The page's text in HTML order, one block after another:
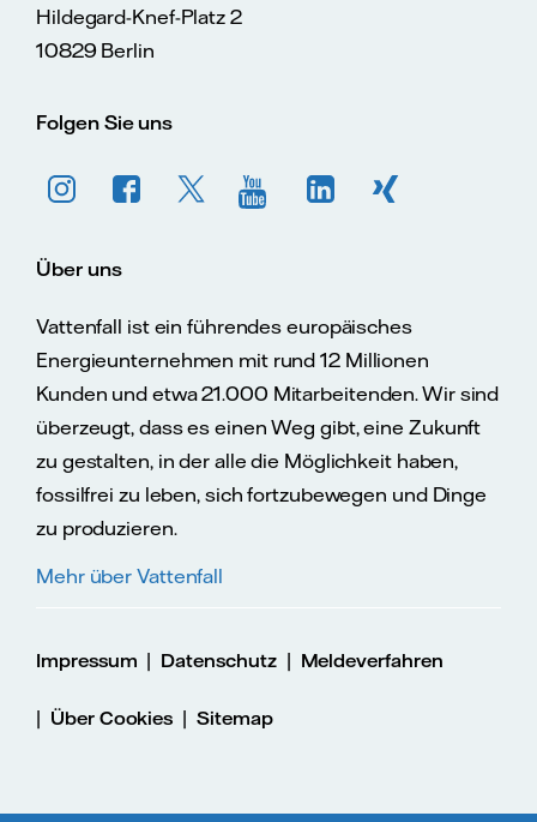
Hildegard-Knef-Platz 2
10829 Berlin
Folgen Sie uns
Über uns
Vattenfall ist ein führendes europäisches
Energieunternehmen mit rund 12 Millionen
Kunden und etwa 21.000 Mitarbeitenden. Wir sind
überzeugt, dass es einen Weg gibt, eine Zukunft
zu gestalten, in der alle die Möglichkeit haben,
fossilfrei zu leben, sich fortzubewegen und Dinge
zu produzieren.
Mehr über Vattenfall
Impressum | Datenschutz| Meldeverfahren
| Über Cookies |Sitemap